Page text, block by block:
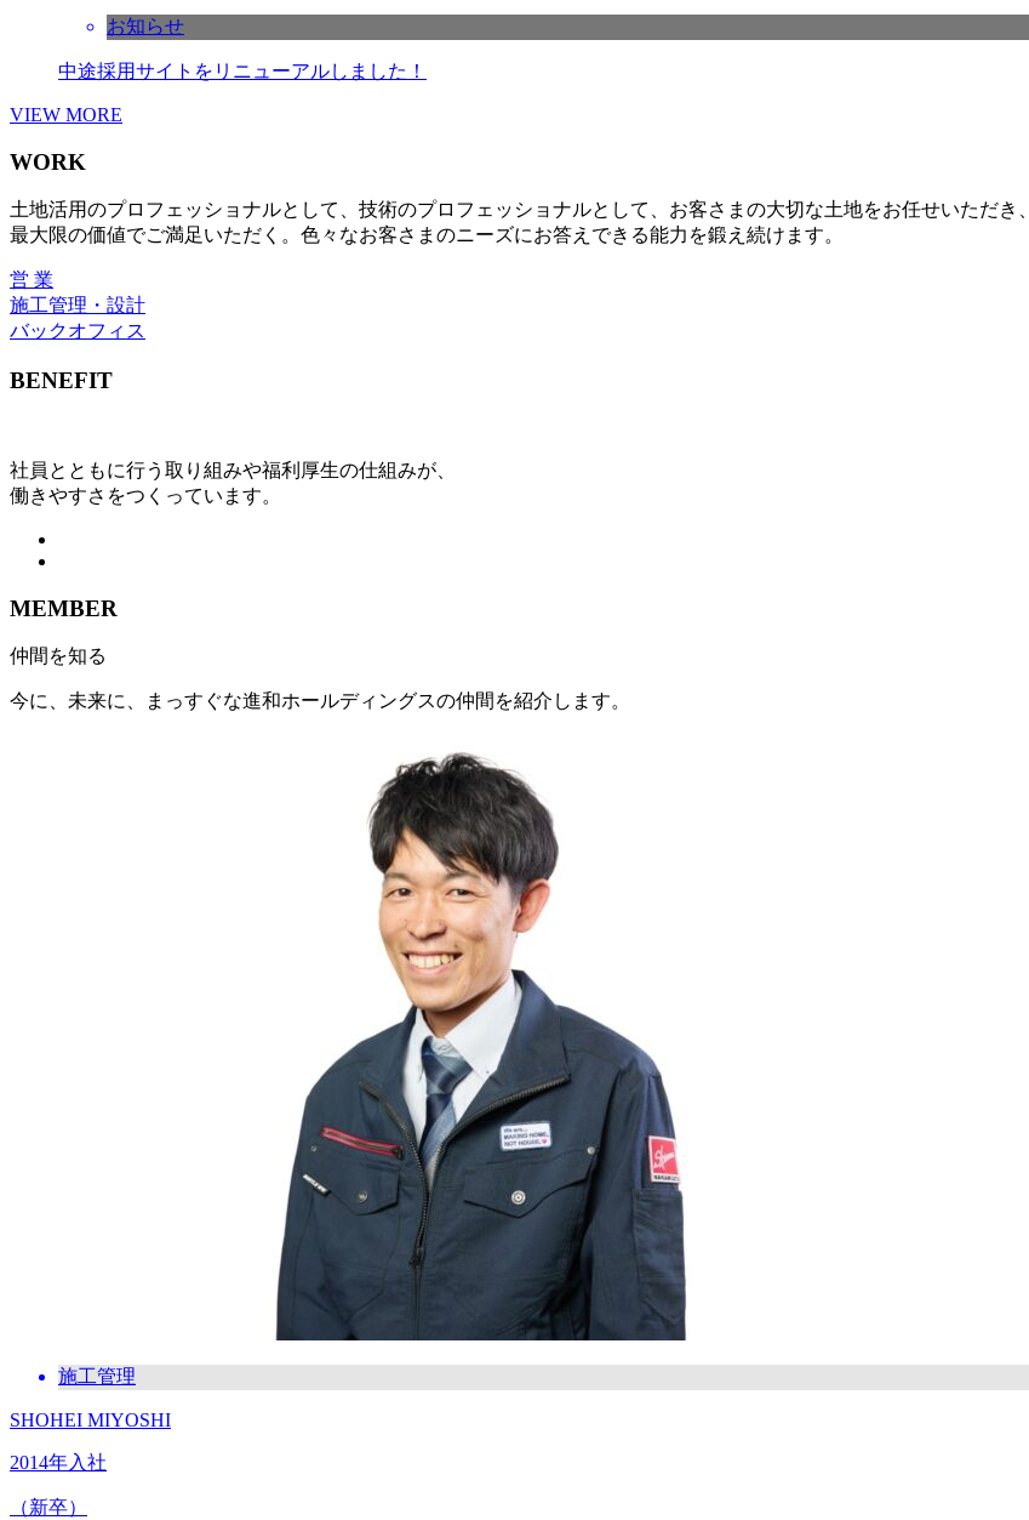
お知らせ
中途採用サイトをリニューアルしました！
VIEW MORE
WORK
土地活用のプロフェッショナルとして、技術のプロフェッショナルとして、お客さまの大切な土地をお任せいただき、
最大限の価値でご満足いただく。色々なお客さまのニーズにお答えできる能力を鍛え続けます。
営 業
施工管理・設計
バックオフィス
BENEFIT
社員とともに行う取り組みや福利厚生の仕組みが、
働きやすさをつくっています。
MEMBER
仲間を知る
今に、未来に、まっすぐな進和ホールディングスの仲間を紹介します。
施工管理
SHOHEI MIYOSHI
2014年入社
（新卒）